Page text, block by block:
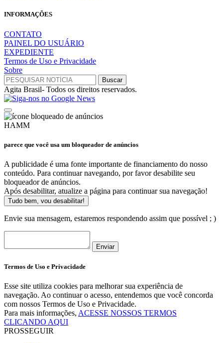
INFORMAÇÕES
CONTATO
PAINEL DO USUÁRIO
EXPEDIENTE
Termos de Uso e Privacidade
Sobre
Agita Brasil- Todos os direitos reservados.
HAMM
parece que você usa um bloqueador de anúncios
A publicidade é uma fonte importante de financiamento do nosso
conteúdo. Para continuar navegando, por favor desabilite seu
bloqueador de anúncios.
Após desabilitar, atualize a página para continuar sua navegação!
Tudo bem, vou desabilitar!
Envie sua mensagem, estaremos respondendo assim que possível ; )
Enviar
Termos de Uso e Privacidade
Esse site utiliza cookies para melhorar sua experiência de
navegação. Ao continuar o acesso, entendemos que você concorda
com nossos Termos de Uso e Privacidade.
Para mais informações, ACESSE NOSSOS TERMOS
CLICANDO AQUI
PROSSEGUIR